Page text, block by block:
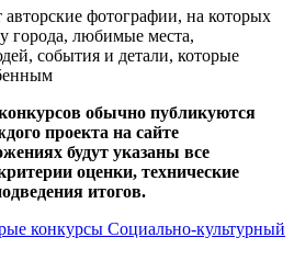
фотографии, на которых
города, любимые места,
события и детали, которые
обычно публикуются
проекта на сайте
будут указаны все
оценки, технические
итогов.
конкурсы Социально-культурный